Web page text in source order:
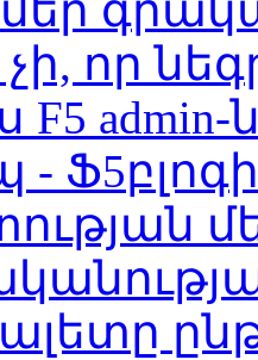
մեր
չի, որ
F5 admin-